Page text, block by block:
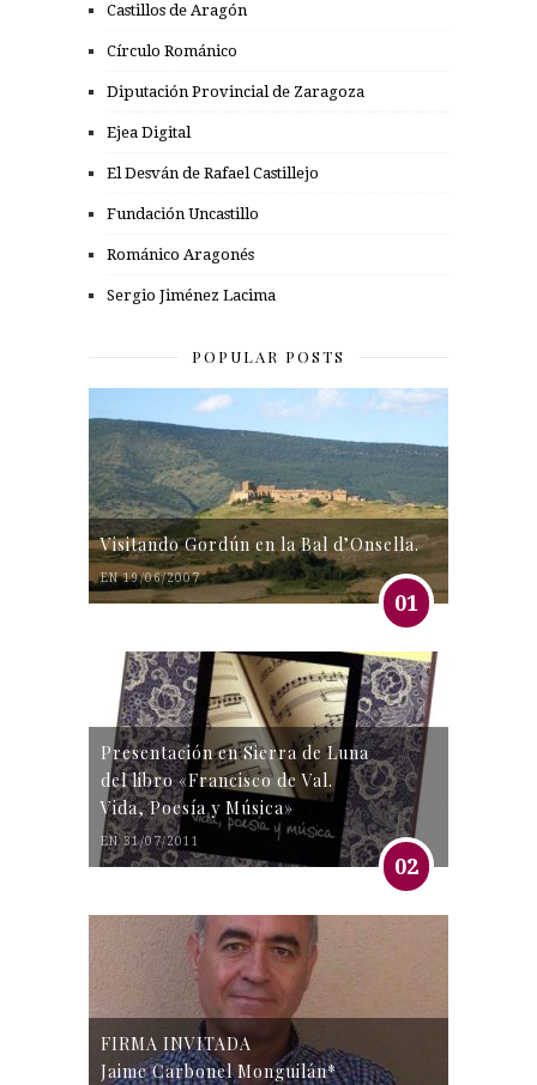
Castillos de Aragón
Círculo Románico
Diputación Provincial de Zaragoza
Ejea Digital
El Desván de Rafael Castillejo
Fundación Uncastillo
Románico Aragonés
Sergio Jiménez Lacima
POPULAR POSTS
Visitando Gordún en la Bal d’Onsella.
EN 19/06/2007
01
Presentación en Sierra de Luna
del libro «Francisco de Val.
Vida, Poesía y Música»
EN 31/07/2011
02
FIRMA INVITADA
Jaime Carbonel Monguilán*